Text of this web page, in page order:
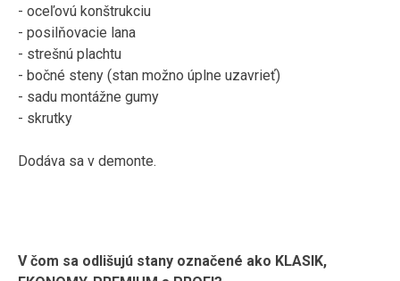
- oceľovú konštrukciu
- posilňovacie lana
- strešnú plachtu
- bočné steny (stan možno úplne uzavrieť)
- sadu montážne gumy
- skrutky
Dodáva sa v demonte.
V čom sa odlišujú stany označené ako KLASIK,